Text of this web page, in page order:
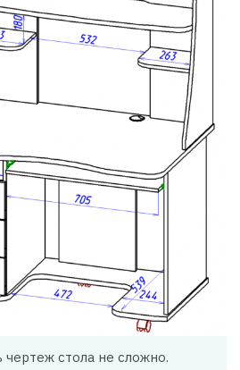
чертеж стола не сложно.